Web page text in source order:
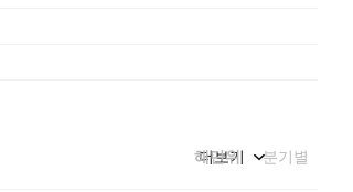
해단위 분기별
더보기